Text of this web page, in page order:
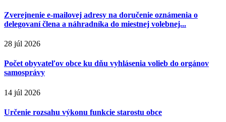
Zverejnenie e-mailovej adresy na doručenie oznámenia o
delegovaní člena a náhradníka do miestnej volebnej...
28 júl 2026
Počet obyvateľov obce ku dňu vyhlásenia volieb do orgánov
samosprávy
14 júl 2026
Určenie rozsahu výkonu funkcie starostu obce